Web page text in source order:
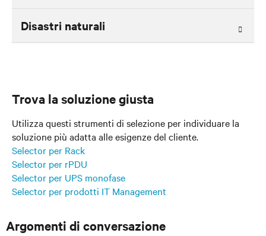
Disastri naturali
Trova la soluzione giusta
Utilizza questi strumenti di selezione per individuare la
soluzione più adatta alle esigenze del cliente.
Selector per Rack
Selector per rPDU
Selector per UPS monofase
Selector per prodotti IT Management
Argomenti di conversazione